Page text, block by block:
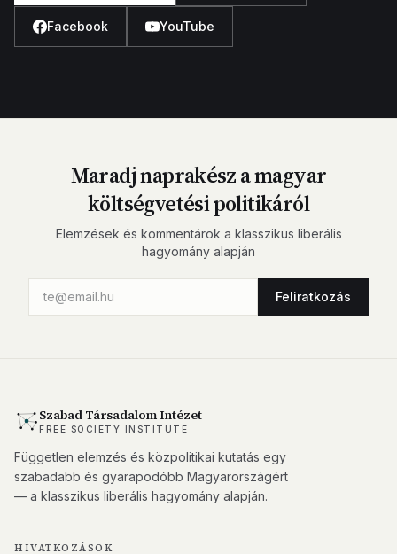
Facebook YouTube
Maradj naprakész a magyar
költségvetési politikáról
Elemzések és kommentárok a klasszikus liberális
hagyomány alapján
Feliratkozás
Szabad Társadalom Intézet
FREE SOCIETY INSTITUTE
Független elemzés és közpolitikai kutatás egy
szabadabb és gyarapodóbb Magyarországért
— a klasszikus liberális hagyomány alapján.
HIVATKOZÁSOK